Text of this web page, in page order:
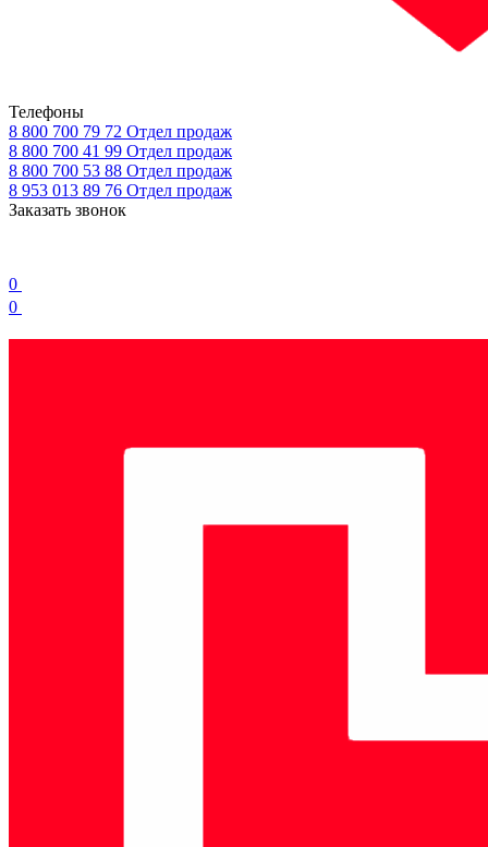
Телефоны
8 800 700 79 72 Отдел продаж
8 800 700 41 99 Отдел продаж
8 800 700 53 88 Отдел продаж
8 953 013 89 76 Отдел продаж
Заказать звонок
0
0